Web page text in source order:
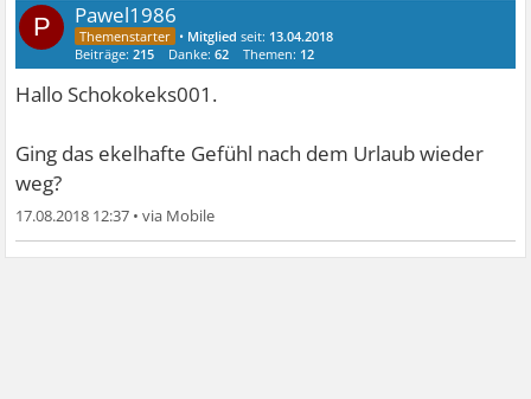
P Pawel1986
• Mitglied seit: 13.04.2018
Beiträge:215 Danke:62 Themen: 12
Hallo Schokokeks001.
Ging das ekelhafte Gefühl nach dem Urlaub wieder
weg?
17.08.2018 12:37 •